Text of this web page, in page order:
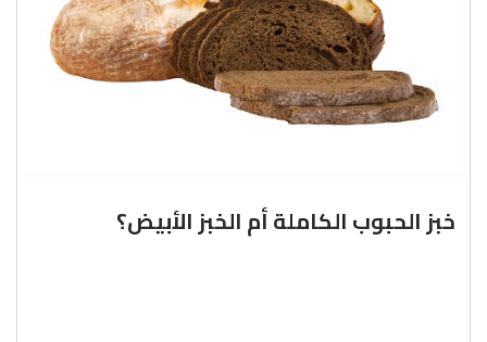
خبز الحبوب الكاملة أم الخبز الأبيض؟